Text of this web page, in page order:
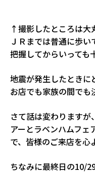
↑撮影したところは大
ＪＲまでは普通に歩
把握してからいっても
地震が発生したときに
お店でも家族の間でも
さて話は変わります
アーとラベンハムフェ
で、皆様のご来店を心
ちなみに最終日の10/